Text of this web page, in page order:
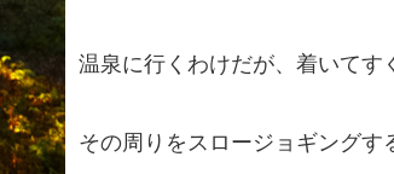
温泉に行くわけだが、着いてす
その周りをスロージョギングす